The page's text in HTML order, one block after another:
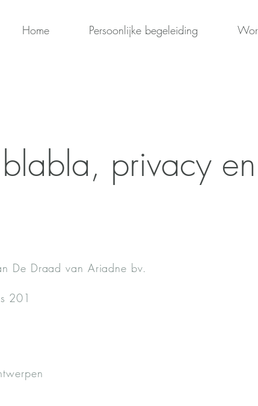
Home Persoonlijke begeleiding
privacy
De Draad van Ariadne bv.
201